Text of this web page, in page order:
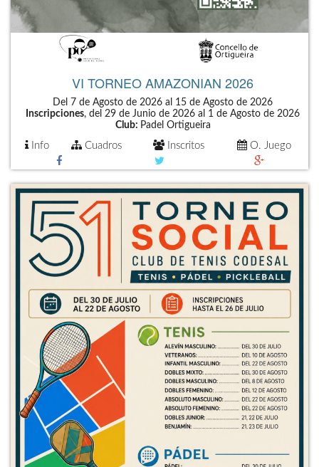
VI TORNEO AMAZONIAN 2026
Del 7 de Agosto de 2026 al 15 de Agosto de 2026
Inscripciones, del 29 de Junio de 2026 al 1 de Agosto de 2026
Club: Padel Ortigueira
Info Cuadros Inscritos O. Juego